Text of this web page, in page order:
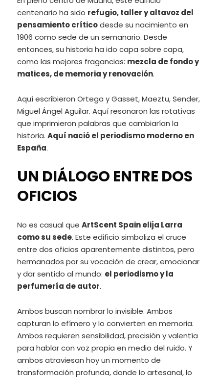
centenario ha sido refugio, taller y altavoz del
pensamiento críticodesde su nacimiento en
1906 como sede de un semanario. Desde
entonces, su historia ha ido capa sobre capa,
como las mejores fragancias: mezcla de fondo y
matices, de memoria y renovación.
Aquí escribieron Ortega y Gasset, Maeztu, Sender,
Miguel Ángel Aguilar. Aquí resonaron las rotativas
que imprimieron palabras que cambiarían la
historia. Aquí nació el periodismo moderno en
España.
UN DIÁLOGO ENTRE DOS
OFICIOS
No es casual que ArtScent Spain elija Larra
como su sede. Este edificio simboliza el cruce
entre dos oficios aparentemente distintos, pero
hermanados por su vocación de crear, emocionar
y dar sentido al mundo: el periodismo y la
perfumería de autor.
Ambos buscan nombrar lo invisible. Ambos
capturan lo efímero y lo convierten en memoria.
Ambos requieren sensibilidad, precisión y valentía
para hablar con voz propia en medio del ruido. Y
ambos atraviesan hoy un momento de
transformación profunda, donde lo artesanal, lo